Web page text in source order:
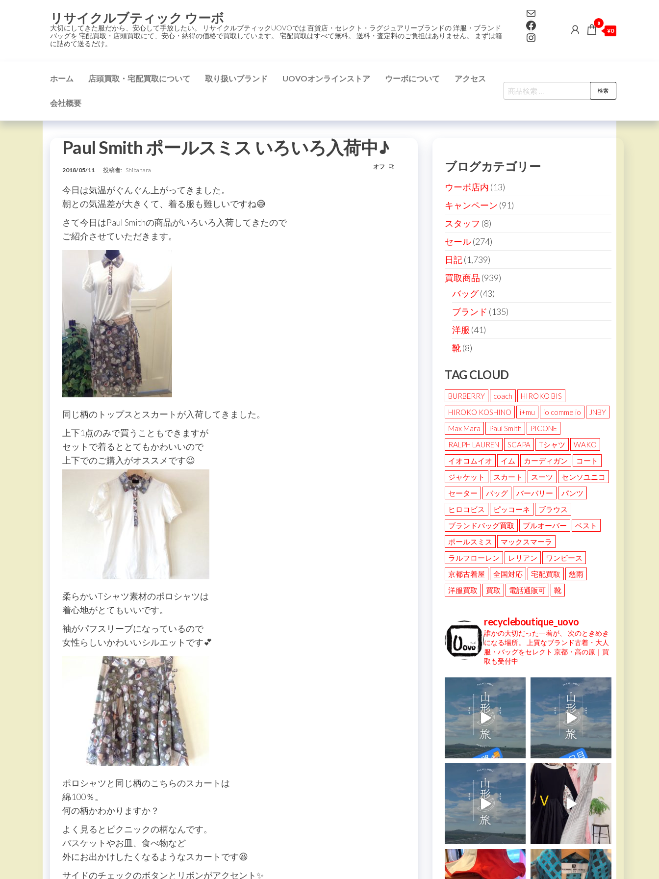
リサイクルブティック ウーボ
大切にしてきた服だから、安心して手放したい。 リサイクルブティックUOVOでは 百貨店・セレクト・ラグジュアリーブランドの 洋服・ブランド
バッグを 宅配買取・店頭買取にて、安心・納得の価格で買取しています。 宅配買取はすべて無料。 送料・査定料のご負担はありません。 まずは箱
に詰めて送るだけ。
Mail
Facebook
Instagram
0
¥0
ホーム 店頭買取・宅配買取について 取り扱いブランド UOVOオンラインストア ウーボについて アクセス
会社概要
検
索
検索
Paul Smith ポールスミス いろいろ入荷中♪
2018/05/11 投稿者: Shibahara オフ
今日は気温がぐんぐん上がってきました。
朝との気温差が大きくて、着る服も難しいですね😅
さて今日はPaul Smithの商品がいろいろ入荷してきたので
ご紹介させていただきます。
同じ柄のトップスとスカートが入荷してきました。
上下1点のみで買うこともできますが
セットで着るととてもかわいいので
上下でのご購入がオススメです😉
柔らかいTシャツ素材のポロシャツは
着心地がとてもいいです。
袖がパフスリーブになっているので
女性らしいかわいいシルエットです💕
ポロシャツと同じ柄のこちらのスカートは
綿100％。
何の柄かわかりますか？
よく見るとピクニックの柄なんです。
バスケットやお皿、食べ物など
外にお出かけしたくなるようなスカートです😆
サイドのチェックのボタンとリボンがアクセント✨
ブログカテゴリー
ウーボ店内 (13)
キャンペーン (91)
スタッフ (8)
セール(274)
日記(1,739)
買取商品 (939)
バッグ(43)
ブランド (135)
洋服 (41)
靴(8)
TAG CLOUD
BURBERRY coach
HIROKO BIS
HIROKO KOSHINO
i+mu io comme io
JNBY
Max Mara
Paul Smith
PICONE
RALPH LAUREN
SCAPA Tシャツ
WAKO
イオコムイオ
イム カーディガン
コート
ジャケット
スカート スーツ
センソユニコ
セーター
バッグ バーバリー
パンツ
ヒロコビス
ピッコーネ
ブラウス
ブランドバッグ買取
プルオーバー
ベスト
ポールスミス
マックスマーラ
ラルフローレン
レリアン
ワンピース
京都古着屋
全国対応 宅配買取
慈雨
洋服買取
買取 電話通販可 靴
recycleboutique_uovo
誰かの大切だった一着が、
次のときめき
になる場所。
上質なブランド古着・大人
服・バッグをセレクト 京都・高の原｜買
取も受付中